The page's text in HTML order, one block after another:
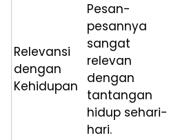
Relevansi
dengan
Kehidupan
Pesan-
pesannya
sangat
relevan
dengan
tantangan
hidup sehari-
hari.